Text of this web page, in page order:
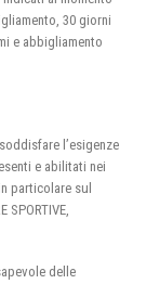
30 giorni
e abbigliamento
l’esigenze
e abilitati nei
particolare sul
SPORTIVE,
delle